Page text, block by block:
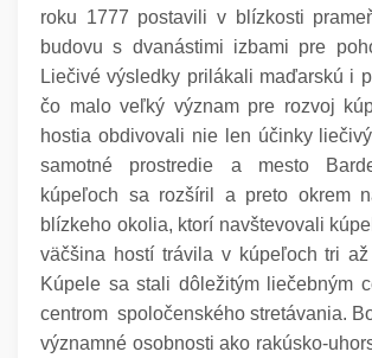
roku 1777 postavili v blízkosti
budovu s dvanástimi izbami pre
Liečivé výsledky prilákali maďarskú i
čo malo veľký význam pre rozvoj
hostia obdivovali nie len účinky
samotné prostredie a mesto
kúpeľoch sa rozšíril a preto okrem
blízkeho okolia, ktorí navštevovali
väčšina hostí trávila v kúpeľoch tri
Kúpele sa stali dôležitým liečebným
centrom spoločenského stretávania.
významné osobnosti ako rakúsko-